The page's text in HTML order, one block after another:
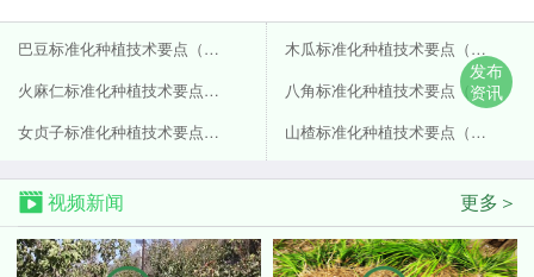
发布
资讯
巴豆标准化种植技术要点（附GAP要点）
火麻仁标准化种植技术要点（附GAP要点）
女贞子标准化种植技术要点（附GAP要点）
木瓜标准化种植技术要点（附GAP要点）
八角标准化种植技术要点（附GAP要点）
山楂标准化种植技术要点（附GAP要点）
视频新闻 更多＞